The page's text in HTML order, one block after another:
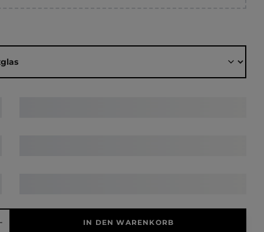
IN DEN WARENKORB